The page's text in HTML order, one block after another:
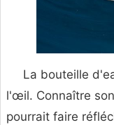
La bouteille
l'œil. Connaître
pourrait faire